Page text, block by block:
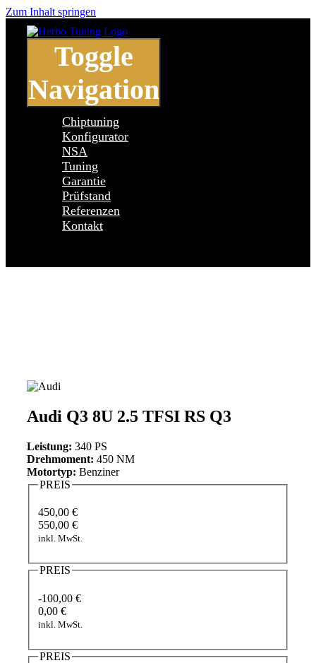
Zum Inhalt springen
Toggle
Navigation
Chiptuning
Konfigurator
NSA
Tuning
Garantie
Prüfstand
Referenzen
Kontakt
Audi Q3 8U 2.5 TFSI RS Q3
Leistung: 340 PS
Drehmoment: 450 NM
Motortyp: Benziner
PREIS
450,00 €
550,00 €
inkl. MwSt.
PREIS
-100,00 €
0,00 €
inkl. MwSt.
PREIS